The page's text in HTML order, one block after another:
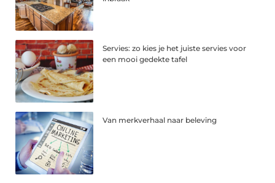
Servies: zo kies je het juiste servies voor
een mooi gedekte tafel
Van merkverhaal naar beleving